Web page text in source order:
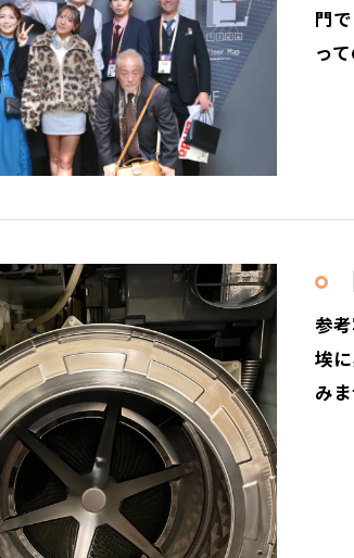
門
っ
参
埃
み